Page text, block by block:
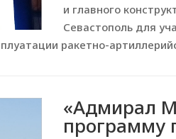
и главного
Севастополь для
ракетно-
«Адмирал
программу